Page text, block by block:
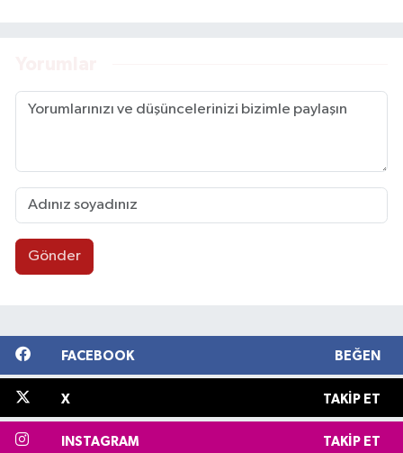
Gönder
FACEBOOK BEĞEN
X TAKIP ET
INSTAGRAM TAKIP ET